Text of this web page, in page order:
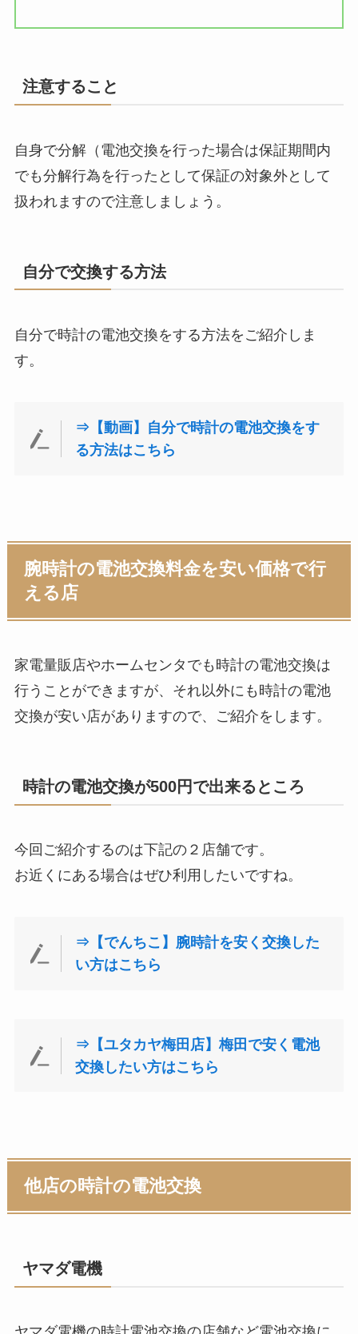
注意すること
自身で分解（電池交換を行った場合は保証期間内
でも分解行為を行ったとして保証の対象外として
扱われますので注意しましょう。
自分で交換する方法
自分で時計の電池交換をする方法をご紹介しま
す。
⇒【動画】自分で時計の電池交換をす
る方法はこちら
腕時計の電池交換料金を安い価格で行
える店
家電量販店やホームセンタでも時計の電池交換は
行うことができますが、それ以外にも時計の電池
交換が安い店がありますので、ご紹介をします。
時計の電池交換が500円で出来るところ
今回ご紹介するのは下記の２店舗です。
お近くにある場合はぜひ利用したいですね。
⇒【でんちこ】腕時計を安く交換した
い方はこちら
⇒【ユタカヤ梅田店】梅田で安く電池
交換したい方はこちら
他店の時計の電池交換
ヤマダ電機